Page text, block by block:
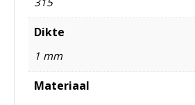
Dikte
1 mm
Materiaal